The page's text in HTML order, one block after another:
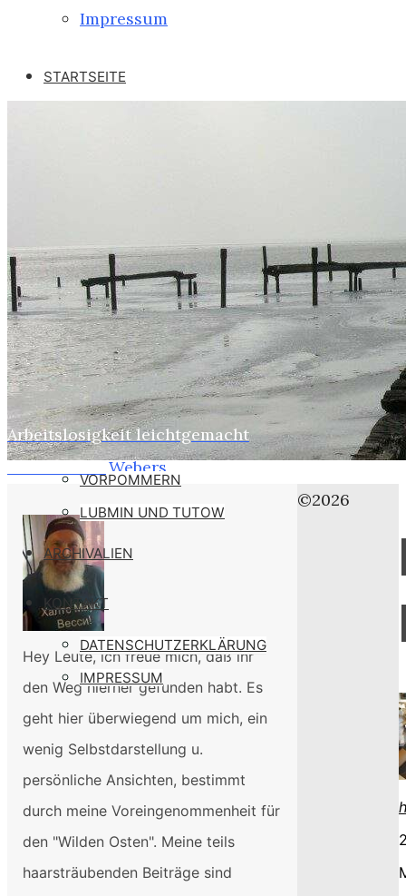
Impressum
STARTSEITE
WEBCAMZ
WEBCAM 24H
WEBER – KONFORM
RÜGEN PUTBUS
RHINESIDE-GALERIE
KREFELD-BILDER
VORPOMMERN
LUBMIN UND TUTOW
ARCHIVALIEN
KONTAKT
DATENSCHUTZERKLÄRUNG
IMPRESSUM
Home
Webers
Arbeitslosigkeit leichtgemacht
Frank Weber
Hey Leute, ich freue mich, daß ihr
den Weg hierher gefunden habt. Es
geht hier überwiegend um mich, ein
wenig Selbstdarstellung u.
persönliche Ansichten, bestimmt
durch meine Voreingenommenheit für
den "Wilden Osten". Meine teils
haarsträubenden Beiträge sind
©2026